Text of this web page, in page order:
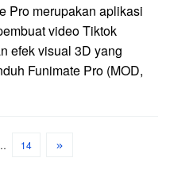
Pro merupakan aplikasi
video Tiktok
efek visual 3D yang
Funimate Pro (MOD,
14